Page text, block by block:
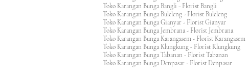
Toko Karangan Bunga Bangli - Florist Bangli
Toko Karangan Bunga Buleleng - Florist Buleleng
Toko Karangan Bunga Gianyar - Florist Gianyar
Toko Karangan Bunga Jembrana - Florist Jembrana
Toko Karangan Bunga Karangasem - Florist Karangasem
Toko Karangan Bunga Klungkung - Florist Klungkung
Toko Karangan Bunga Tabanan - Florist Tabanan
Toko Karangan Bunga Denpasar - Florist Denpasar